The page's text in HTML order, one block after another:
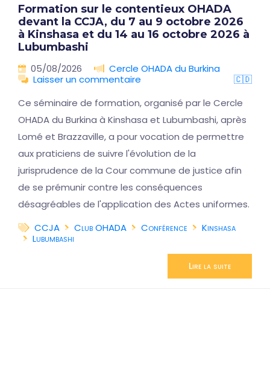
Formation sur le contentieux OHADA
devant la CCJA, du 7 au 9 octobre 2026
à Kinshasa et du 14 au 16 octobre 2026 à
Lubumbashi
05/08/2026
Cercle OHADA du Burkina
Laisser un commentaire
🇨🇩
Ce séminaire de formation, organisé par le Cercle
OHADA du Burkina à Kinshasa et Lubumbashi, après
Lomé et Brazzaville, a pour vocation de permettre
aux praticiens de suivre l'évolution de la
jurisprudence de la Cour commune de justice afin
de se prémunir contre les conséquences
désagréables de l'application des Actes uniformes.
CCJA
Club OHADA Conférence
Kinshasa
Lubumbashi
Lire la suite